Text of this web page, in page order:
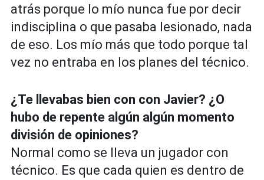
atrás porque lo mío nunca fue por decir
indisciplina o que pasaba lesionado, nada
de eso. Los mío más que todo porque tal
vez no entraba en los planes del técnico.
¿Te llevabas bien con con Javier? ¿O
hubo de repente algún algún momento
división de opiniones?
Normal como se lleva un jugador con
técnico. Es que cada quien es dentro de